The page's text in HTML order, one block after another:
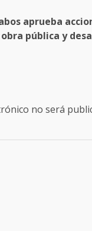
aprueba
pública y
no será